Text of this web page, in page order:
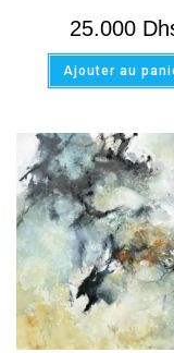
25.000
Ajouter au